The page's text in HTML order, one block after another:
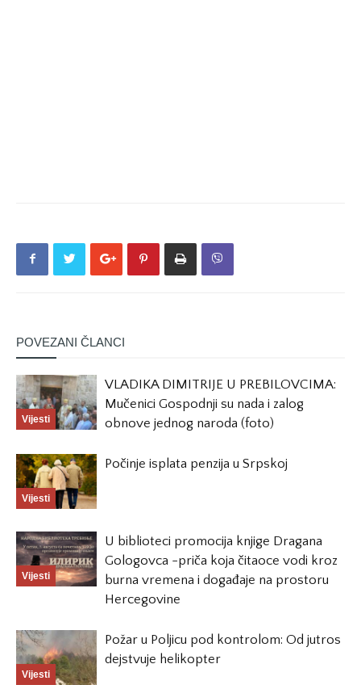
POVEZANI ČLANCI
Vijesti
VLADIKA DIMITRIJE U PREBILOVCIMA:
Mučenici Gospodnji su nada i zalog
obnove jednog naroda (foto)
Vijesti
Počinje isplata penzija u Srpskoj
Vijesti
U biblioteci promocija knjige Dragana
Gologovca -priča koja čitaoce vodi kroz
burna vremena i događaje na prostoru
Hercegovine
Vijesti
Požar u Poljicu pod kontrolom: Od jutros
dejstvuje helikopter